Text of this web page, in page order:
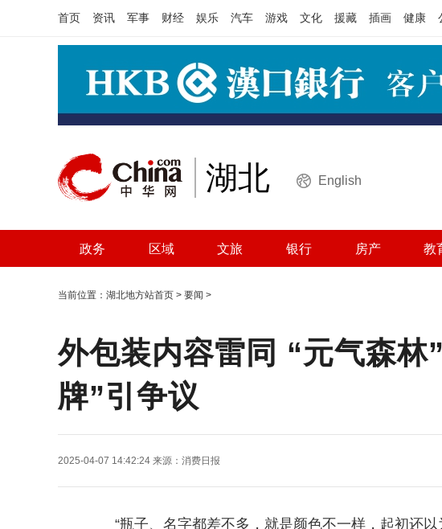
首页 资讯 军事 财经 娱乐 汽车 游戏 文化 援藏 插画 健康
湖北 English
政务 区域 文旅 银行 房产 教
当前位置： 湖北地方站首页 > 要闻 >
外包装内容雷同 “元气森
牌”引争议
2025-04-07 14:42:24 来源： 消费日报
“瓶子、名字都差不多，就是颜色不一样，起初还以